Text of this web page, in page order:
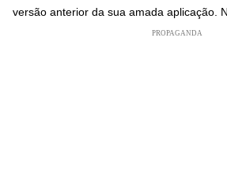
versão anterior da sua amada aplicação.
PROPAGANDA